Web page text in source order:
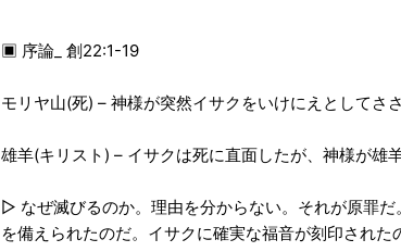
▣ 序論_ 創22:1-19
モリヤ山(死) – 神様が突然イサクをいけにえとしてさ
雄羊(キリスト) – イサクは死に直面したが、神様が雄
▷ なぜ滅びるのか。理由を分からない。それが原罪
を備えられたのだ。イサクに確実な福音が刻印された